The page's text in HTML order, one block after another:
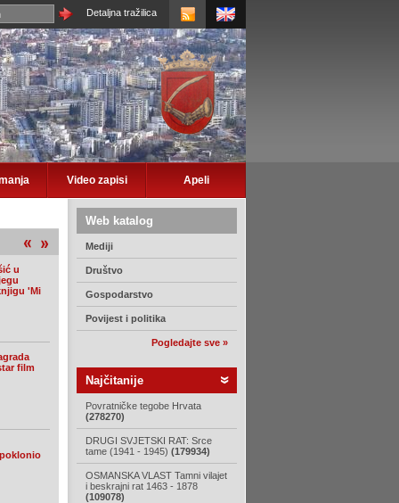
Detaljna tražilica
Video zapisi Apeli
Web katalog
Mediji
Društvo
Gospodarstvo
Povijest i politika
Pogledajte sve »
Najčitanije
Povratničke tegobe Hrvata
(278270)
DRUGI SVJETSKI RAT: Srce
tame (1941 - 1945) (179934)
OSMANSKA VLAST Tamni vilajet
i beskrajni rat 1463 - 1878
(109078)
u
'Mi
film